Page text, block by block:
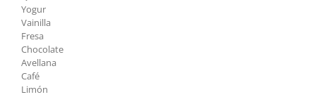
Yogur
Vainilla
Fresa
Chocolate
Avellana
Café
Limón